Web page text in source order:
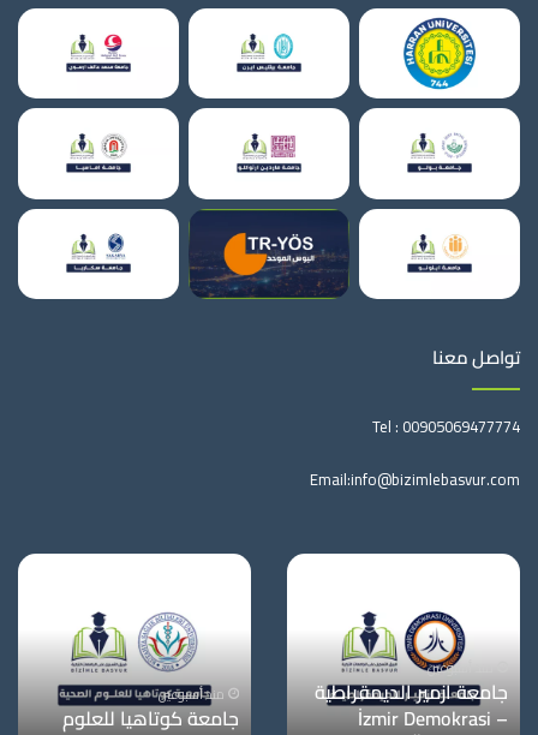
تواصل معنا
Tel : 00905069477774
Email:info@bizimlebasvur.com
منذ أسبوعين
جامعة ازمير الديمقراطية
– İzmir Demokrasi
منذ أسبوعين
جامعة كوتاهيا للعلوم